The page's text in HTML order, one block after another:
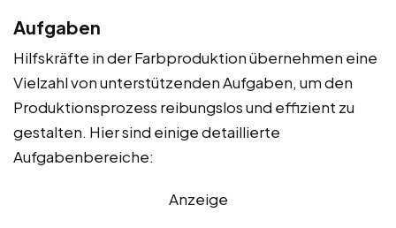
Aufgaben
Hilfskräfte in der Farbproduktion übernehmen eine
Vielzahl von unterstützenden Aufgaben, um den
Produktionsprozess reibungslos und effizient zu
gestalten. Hier sind einige detaillierte
Aufgabenbereiche:
Anzeige